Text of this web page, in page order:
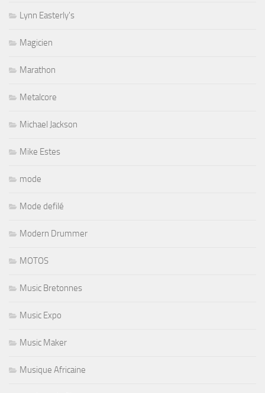
Lynn Easterly's
Magicien
Marathon
Metalcore
Michael Jackson
Mike Estes
mode
Mode defilé
Modern Drummer
MOTOS
Music Bretonnes
Music Expo
Music Maker
Musique Africaine